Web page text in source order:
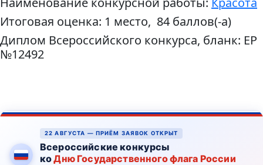
Итоговая оценка: 1 место, 84 баллов(-а)
Диплом Всероссийского конкурса, бланк: ЕР
№12492
22 АВГУСТА — ПРИЁМ ЗАЯВОК ОТКРЫТ
Всероссийские конкурсы
коДню Государственного флага России